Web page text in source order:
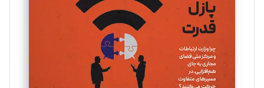
یسنا امان‌پور
تحریریه
ملینا جعفری
تحریریه